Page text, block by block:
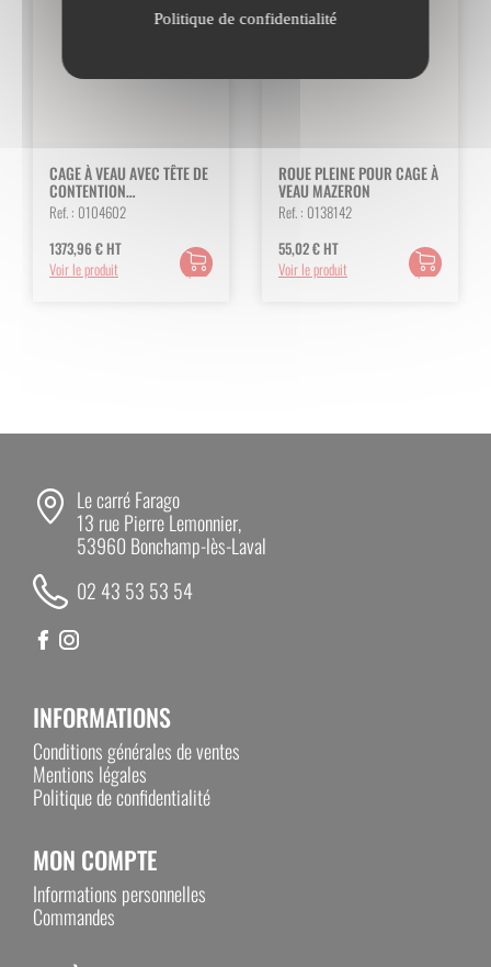
CAGE À VEAU AVEC TÊTE DE
CONTENTION
AUTOBLOQUANTE
Ref. : 0104602
1373,96 € HT
Voir le produit
Ajouter
au
ROUE PLEINE POUR CAGE À
VEAU MAZERON
Ref. : 0138142
55,02€ HT
Voir le produit
Ajouter
au
Le carré Farago
13 rue Pierre Lemonnier,
53960 Bonchamp-lès-Laval
02 43 53 53 54
INFORMATIONS
Conditions générales de ventes
Mentions légales
Politique de confidentialité
MON COMPTE
Informations personnelles
Commandes
Politique de confidentialité